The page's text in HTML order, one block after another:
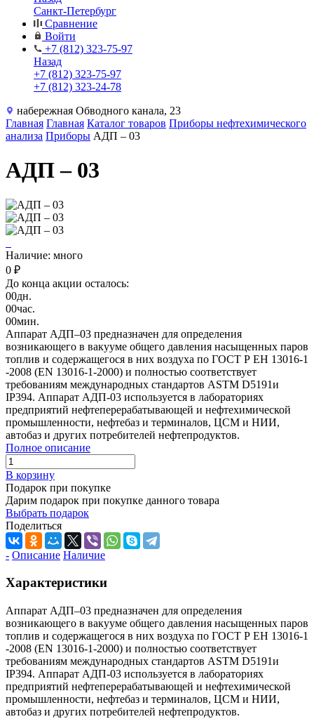
Санкт-Петербург
Сравнение
Войти
+7 (812) 323-75-97
Назад
+7 (812) 323-75-97
+7 (812) 323-24-78
набережная Обводного канала, 23
Главная Главная Каталог товаров Приборы нефтехимического
анализа Приборы АДП – 03
АДП – 03
Наличие: много
0 ₽
До конца акции осталось:
00дн.
00час.
00мин.
Аппарат АДП–03 предназначен для определения
возникающего в вакууме общего давления насыщенных паров
топлив и содержащегося в них воздуха по ГОСТ Р ЕН 13016-1
-2008 (EN 13016-1-2000) и полностью соответствует
требованиям международных стандартов АSТМ D5191и
IP394. Аппарат АДП-03 используется в лабораториях
предприятий нефтеперерабатывающей и нефтехимической
промышленности, нефтебаз и терминалов, ЦСМ и НИИ,
автобаз и других потребителей нефтепродуктов.
Полное описание
В корзину
Подарок при покупке
Дарим подарок при покупке данного товара
Выбрать подарок
Поделиться
- Описание Наличие
Характеристики
Аппарат АДП–03 предназначен для определения
возникающего в вакууме общего давления насыщенных паров
топлив и содержащегося в них воздуха по ГОСТ Р ЕН 13016-1
-2008 (EN 13016-1-2000) и полностью соответствует
требованиям международных стандартов АSТМ D5191и
IP394. Аппарат АДП-03 используется в лабораториях
предприятий нефтеперерабатывающей и нефтехимической
промышленности, нефтебаз и терминалов, ЦСМ и НИИ,
автобаз и других потребителей нефтепродуктов.